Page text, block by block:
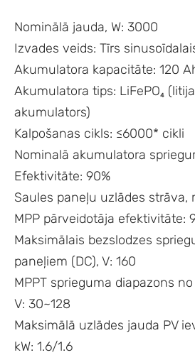
Nominālā jauda, W: 3000
Izvades veids: Tīrs
Akumulatora kapacitāte: 120
Akumulatora tips: LiFePO₄
akumulators)
Kalpošanas cikls: ≤6000* cikli
Nominalā akumulatora
Efektivitāte: 90%
Saules paneļu uzlādes strāva,
MPP pārveidotāja efektivitāte:
Maksimālais bezslodzes
paneļiem (DC), V: 160
MPPT sprieguma diapazons
V: 30~128
Maksimālā uzlādes jauda PV
kW: 1.6/1.6